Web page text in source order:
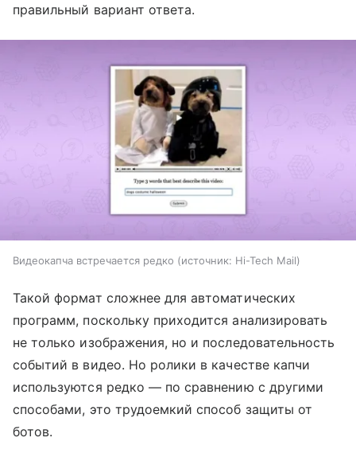
правильный вариант ответа.
Видеокапча встречается редко источник: Hi-Tech Mail
Такой формат сложнее для автоматических
программ, поскольку приходится анализировать
не только изображения, но и последовательность
событий в видео. Но ролики в качестве капчи
используются редко — по сравнению с другими
способами, это трудоемкий способ защиты от
ботов.